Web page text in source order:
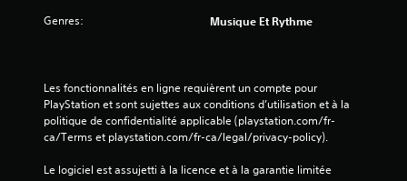
Genres: Musique Et Rythme
Les fonctionnalités en ligne requièrent un compte pour
PlayStation et sont sujettes aux conditions d’utilisation et à la
politique de confidentialité applicable (playstation.com/fr-
ca/Terms et playstation.com/fr-ca/legal/privacy-policy).
Le logiciel est assujetti à la licence et à la garantie limitée